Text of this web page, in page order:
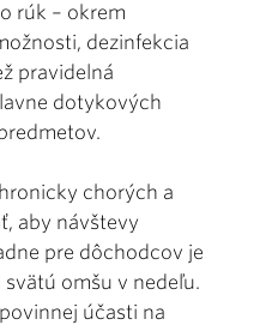
rúk – okrem
dezinfekcia
pravidelná
dotykových
chorých a
aby návštevy
pre dôchodcov je
omšu v nedeľu.
účasti na